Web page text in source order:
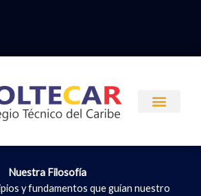
Nuestra Filosofía
y fundamentos que guían nuestro